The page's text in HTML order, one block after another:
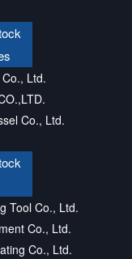
Ltd.
Co., Ltd.
Tool Co., Ltd.
Co., Ltd.
Co., Ltd.